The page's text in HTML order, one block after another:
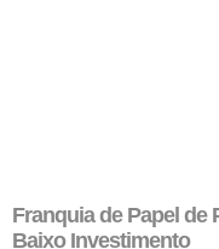
Franquia de Papel de
Baixo Investimento